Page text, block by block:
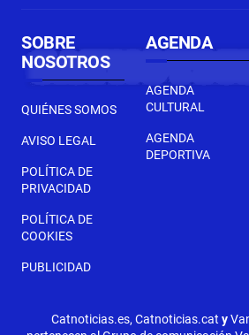
SOBRE
NOSOTROS
QUIÉNES SOMOS
AVISO LEGAL
POLÍTICA DE
PRIVACIDAD
POLÍTICA DE
COOKIES
PUBLICIDAD
AGENDA
AGENDA
CULTURAL
AGENDA
DEPORTIVA
Catnoticias.es, Catnoticias.cat y